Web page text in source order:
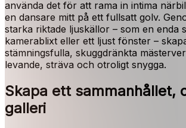
använda det för att rama in intima
en dansare mitt på ett fullsatt golv.
starka riktade ljuskällor – som en enda
kamerablixt eller ett ljust fönster –
stämningsfulla, skuggdränkta
levande, sträva och otroligt snygga.
Skapa ett sammanhållet,
galleri